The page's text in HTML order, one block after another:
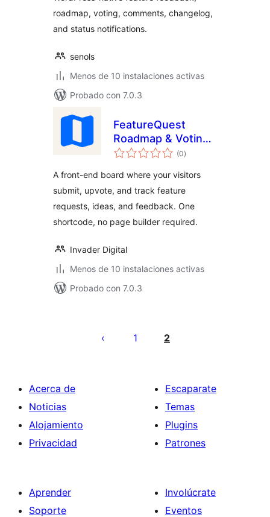
roadmap, voting, comments, changelog,
and status notifications.
senols
Menos de 10 instalaciones activas
Probado con 7.0.3
FeatureQuest
Roadmap & Voting
Board
(0valoraciones
en
)
A front-end board where your visitors
submit, upvote, and track feature
requests, ideas, and feedback. One
shortcode, no page builder required.
Invader Digital
Menos de 10 instalaciones activas
Probado con 7.0.3
1 2
Acerca de
Noticias
Alojamiento
Privacidad
Escaparate
Temas
Plugins
Patrones
Aprender
Soporte
Involúcrate
Eventos